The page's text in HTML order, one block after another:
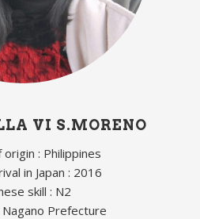
VI S.MORENO
: Philippines
in Japan : 2016
skill : N2
Nagano Prefecture